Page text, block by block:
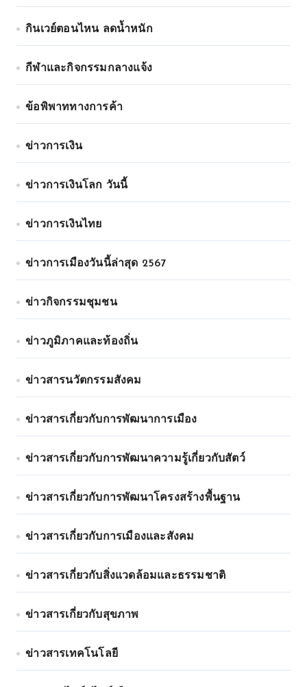
กินเวย์ตอนไหน ลดน้ำหนัก
กีฬาและกิจกรรมกลางแจ้ง
ข้อพิพาททางการค้า
ข่าวการเงิน
ข่าวการเงินโลก วันนี้
ข่าวการเงินไทย
ข่าวการเมืองวันนี้ล่าสุด 2567
ข่าวกิจกรรมชุมชน
ข่าวภูมิภาคและท้องถิ่น
ข่าวสารนวัตกรรมสังคม
ข่าวสารเกี่ยวกับการพัฒนาการเมือง
ข่าวสารเกี่ยวกับการพัฒนาความรู้เกี่ยวกับสัตว์
ข่าวสารเกี่ยวกับการพัฒนาโครงสร้างพื้นฐาน
ข่าวสารเกี่ยวกับการเมืองและสังคม
ข่าวสารเกี่ยวกับสิ่งแวดล้อมและธรรมชาติ
ข่าวสารเกี่ยวกับสุขภาพ
ข่าวสารเทคโนโลยี